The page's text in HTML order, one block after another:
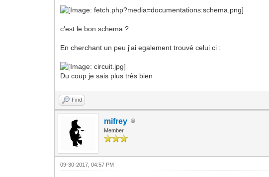
c'est le bon schema ?
En cherchant un peu j'ai egalement trouvé celui ci :
Du coup je sais plus très bien
Find
mifrey
Member
09-30-2017, 04:57 PM